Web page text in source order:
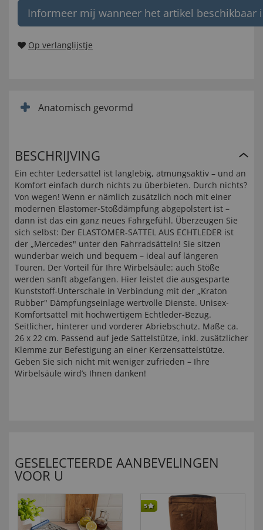
Informeer mij wanneer het artikel beschikbaar
Op verlanglijstje
Anatomisch gevormd
BESCHRIJVING
Ein echter Ledersattel ist langlebig, atmungsaktiv – und an
Komfort einfach durch nichts zu überbieten. Durch nichts?
Von wegen! Wenn er nämlich zusätzlich noch mit einer
modernen Elastomer-Stoßdämpfung abgepolstert ist –
dann ist das ein ganz neues Fahrgefühl. Überzeugen Sie
sich selbst: Der ELASTOMER-SATTEL AUS ECHTLEDER ist
der „Mercedes" unter den Fahrradsätteln! Sie sitzen
wunderbar weich und bequem – ideal auf längeren
Touren. Der Vorteil für Ihre Wirbelsäule: auch Stöße
werden sanft abgefangen. Hier leistet die ausgesparte
Kunststoff-Unterschale in Verbindung mit der „Kraton
Rubber" Dämpfungseinlage wertvolle Dienste. Unisex-
Komfortsattel mit hochwertigem Echtleder-Bezug.
Seitlicher, hinterer und vorderer Abriebschutz. Maße ca.
26 x 22 cm. Passend auf jede Sattelstütze, inkl. zusätzlicher
Klemme zur Befestigung an einer Kerzensattelstütze.
Geben Sie sich nicht mit weniger zufrieden – Ihre
Wirbelsäule wird’s Ihnen danken!
GESELECTEERDE AANBEVELINGEN
VOOR U
5